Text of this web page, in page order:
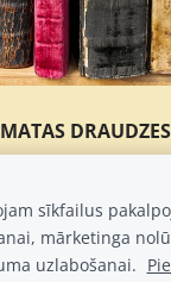
sīkfailus
mārketinga
uzlabošanai.